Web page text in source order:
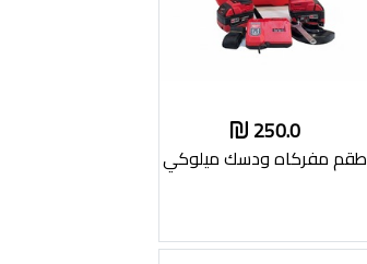
250.0
طقم مفركاه ودسك ميلوكي